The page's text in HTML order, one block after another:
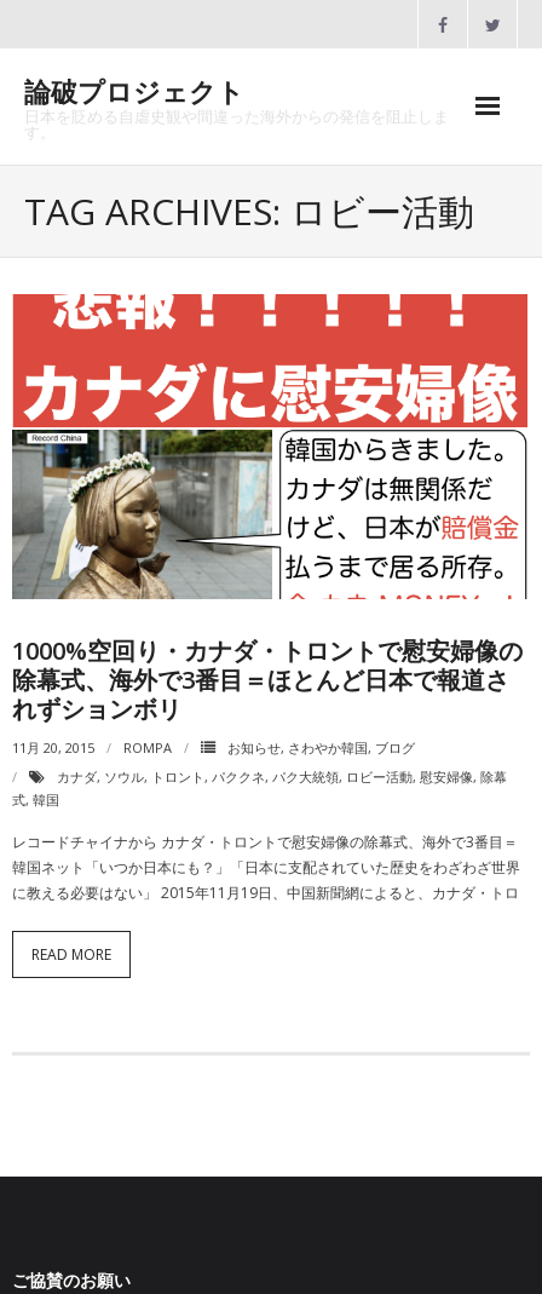
論破プロジェクト
日本を貶める自虐史観や間違った海外からの発信を阻止しま
す。
沿革
協賛のお願い
講演会一覧
お問合せ
動画一覧
TAG ARCHIVES: ロビー活動
1000%空回り・カナダ・トロントで慰安婦像の
除幕式、海外で3番目＝ほとんど日本で報道さ
れずションボリ
11月 20, 2015 ROMPA お知らせ, さわやか韓国, ブログ
カナダ, ソウル, トロント, パククネ, パク大統領, ロビー活動, 慰安婦像, 除幕
式, 韓国
レコードチャイナから カナダ・トロントで慰安婦像の除幕式、海外で3番目＝
韓国ネット「いつか日本にも？」「日本に支配されていた歴史をわざわざ世界
に教える必要はない」 2015年11月19日、中国新聞網によると、カナダ・トロ
READ MORE
ご協賛のお願い